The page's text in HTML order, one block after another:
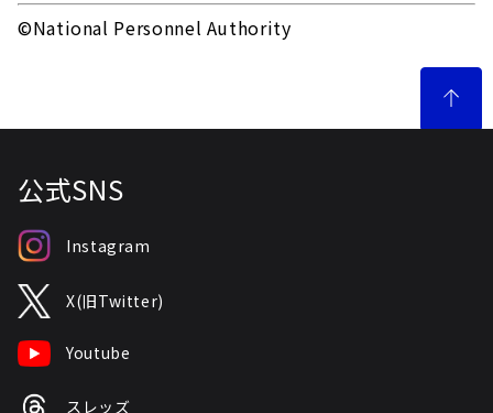
©National Personnel Authority
公式SNS
Instagram
X(旧Twitter)
Youtube
スレッズ